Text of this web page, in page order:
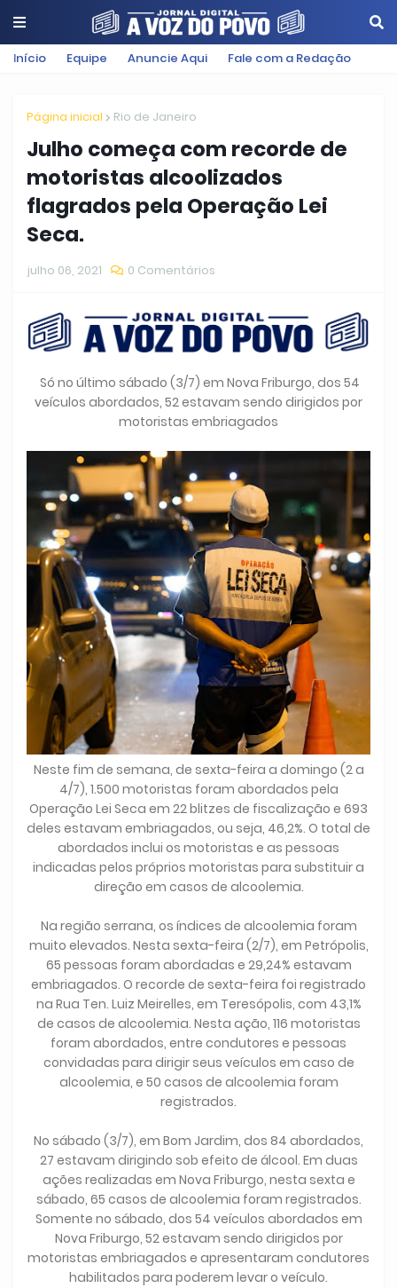
Início Equipe Anuncie Aqui Fale com a Redação
Página inicial Rio de Janeiro
Julho começa com recorde de
motoristas alcoolizados
flagrados pela Operação Lei
Seca.
julho 06, 2021 0 Comentários
Só no último sábado (3/7) em Nova Friburgo, dos 54
veículos abordados, 52 estavam sendo dirigidos por
motoristas embriagados
Neste fim de semana, de sexta-feira a domingo (2 a
4/7), 1.500 motoristas foram abordados pela
Operação Lei Seca em 22 blitzes de fiscalização e 693
deles estavam embriagados, ou seja, 46,2%. O total de
abordados inclui os motoristas e as pessoas
indicadas pelos próprios motoristas para substituir a
direção em casos de alcoolemia.
Na região serrana, os índices de alcoolemia foram
muito elevados. Nesta sexta-feira (2/7), em Petrópolis,
65 pessoas foram abordadas e 29,24% estavam
embriagados. O recorde de sexta-feira foi registrado
na Rua Ten. Luiz Meirelles, em Teresópolis, com 43,1%
de casos de alcoolemia. Nesta ação, 116 motoristas
foram abordados, entre condutores e pessoas
convidadas para dirigir seus veículos em caso de
alcoolemia, e 50 casos de alcoolemia foram
registrados.
No sábado (3/7), em Bom Jardim, dos 84 abordados,
27 estavam dirigindo sob efeito de álcool. Em duas
ações realizadas em Nova Friburgo, nesta sexta e
sábado, 65 casos de alcoolemia foram registrados.
Somente no sábado, dos 54 veículos abordados em
Nova Friburgo, 52 estavam sendo dirigidos por
motoristas embriagados e apresentaram condutores
habilitados para poderem levar o veículo.